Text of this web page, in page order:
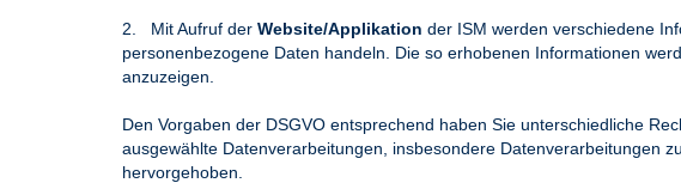
2. Mit Aufruf der Website/Applikation der ISM werden verschiedene
personenbezogene Daten handeln. Die so erhobenen Informationen
anzuzeigen.
Den Vorgaben der DSGVO entsprechend haben Sie unterschiedliche
ausgewählte Datenverarbeitungen, insbesondere Datenverarbeitungen
hervorgehoben.